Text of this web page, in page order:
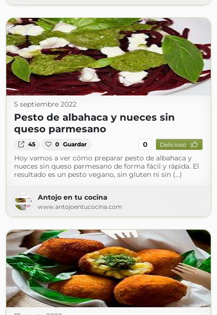
5 septiembre 2022
Pesto de albahaca y nueces sin
queso parmesano
45 0 Guardar 0 Delicioso
Hoy vamos a ver cómo preparar pesto de albahaca y
nueces sin queso parmesano de forma fácil y rápida. El
resultado es un pesto vegano, sin gluten ni sin (...)
Antojo en tu cocina
www.antojoentucocina.com